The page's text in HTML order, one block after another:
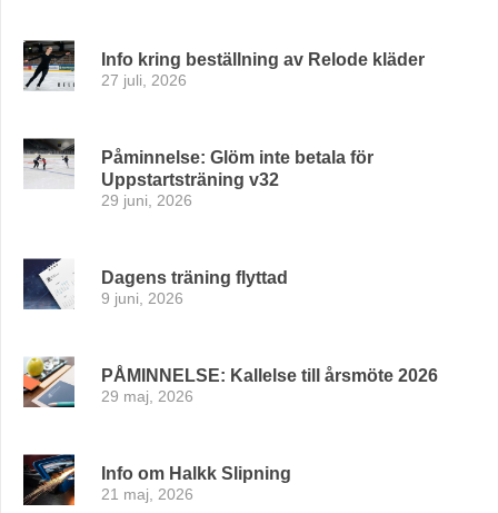
Info kring beställning av Relode kläder
27 juli, 2026
Påminnelse: Glöm inte betala för
Uppstartsträning v32
29 juni, 2026
Dagens träning flyttad
9 juni, 2026
PÅMINNELSE: Kallelse till årsmöte 2026
29 maj, 2026
Info om Halkk Slipning
21 maj, 2026